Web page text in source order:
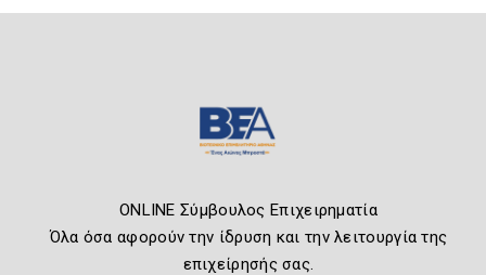
ONLINE Σύμβουλος Επιχειρηματία
Όλα όσα αφορούν την ίδρυση και την λειτουργία της
επιχείρησής σας.